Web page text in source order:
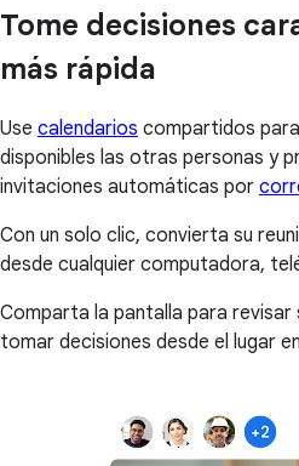
Tome decisiones
más rápida
Use calendarios compartidos
disponibles las otras personas y
invitaciones automáticas por
Con un solo clic, convierta su
desde cualquier computadora,
Comparta la pantalla para revisar
tomar decisiones desde el lugar